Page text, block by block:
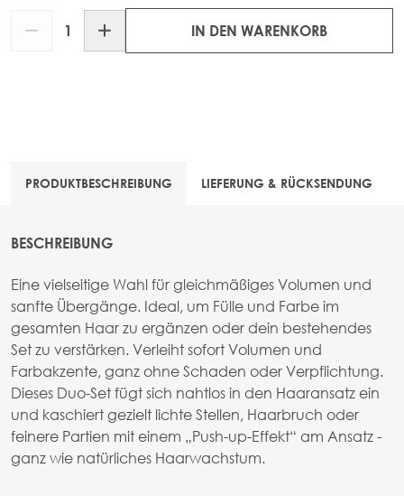
IN DEN WARENKORB
PRODUKTBESCHREIBUNG LIEFERUNG & RÜCKSENDUNG
BESCHREIBUNG
Eine vielseitige Wahl für gleichmäßiges Volumen und
sanfte Übergänge. Ideal, um Fülle und Farbe im
gesamten Haar zu ergänzen oder dein bestehendes
Set zu verstärken. Verleiht sofort Volumen und
Farbakzente, ganz ohne Schaden oder Verpflichtung.
Dieses Duo-Set fügt sich nahtlos in den Haaransatz ein
und kaschiert gezielt lichte Stellen, Haarbruch oder
feinere Partien mit einem „Push-up-Effekt“ am Ansatz -
ganz wie natürliches Haarwachstum.